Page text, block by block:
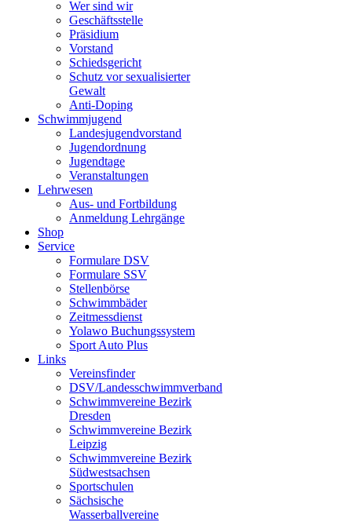
Wer sind wir
Geschäftsstelle
Präsidium
Vorstand
Schiedsgericht
Schutz vor sexualisierter
Gewalt
Anti-Doping
Schwimmjugend
Landesjugendvorstand
Jugendordnung
Jugendtage
Veranstaltungen
Lehrwesen
Aus- und Fortbildung
Anmeldung Lehrgänge
Shop
Service
Formulare DSV
Formulare SSV
Stellenbörse
Schwimmbäder
Zeitmessdienst
Yolawo Buchungssystem
Sport Auto Plus
Links
Vereinsfinder
DSV/Landesschwimmverband
Schwimmvereine Bezirk
Dresden
Schwimmvereine Bezirk
Leipzig
Schwimmvereine Bezirk
Südwestsachsen
Sportschulen
Sächsische
Wasserballvereine